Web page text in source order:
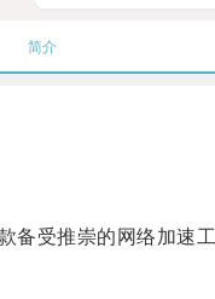
简介
受推崇的网络加速工